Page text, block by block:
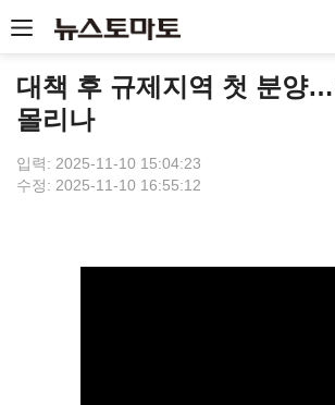
대책 후 규제지역 첫 분양
몰리나
입력: 2025-11-10 15:04:23
수정: 2025-11-10 16:55:12